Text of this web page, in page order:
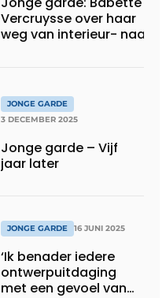
Vercruysse over haar
weg van interieur- naar
JONGE GARDE
3 DECEMBER 2025
Jonge garde – Vijf
jaar later
JONGE GARDE 16 JUNI 2025
‘Ik benader iedere
ontwerpuitdaging
met een gevoel van